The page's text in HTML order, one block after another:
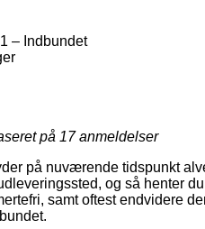
– Indbundet
på 17anmeldelser
på nuværende tidspunkt
og så henter
samt oftest endvidere